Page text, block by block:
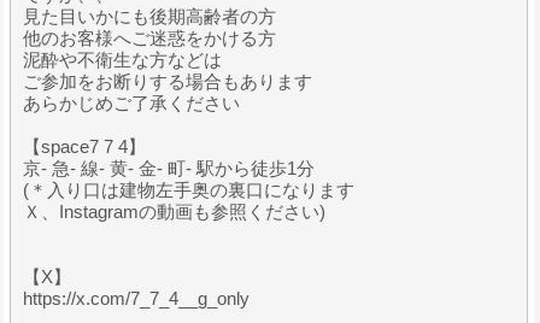
見た目いかにも後期高齢者の方
他のお客様へご迷惑をかける方
泥酔や不衛生な方などは
ご参加をお断りする場合もあります
あらかじめご了承ください
【space7 7 4】
京- 急- 線- 黄- 金- 町- 駅から徒歩1分
(＊入り口は建物左手奥の裏口になります
Ｘ、Instagramの動画も参照ください)
【X】
https://x.com/7_7_4__g_only